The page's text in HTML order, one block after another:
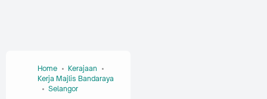
Home
Kerajaan
Kerja Majlis Bandaraya
Selangor